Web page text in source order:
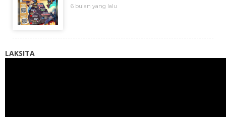
6 bulan yang lalu
LAKSITA